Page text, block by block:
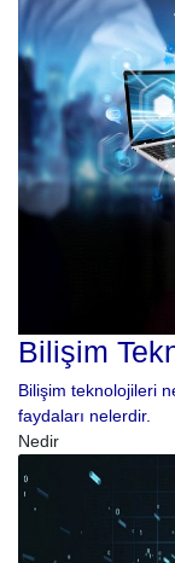
Bilişim
Bilişim teknolojileri
faydaları nelerdir.
Nedir